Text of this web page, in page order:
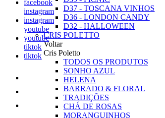
D37 - TOSCANA VINHOS
D36 - LONDON CANDY
D32 - HALLOWEEN
CRIS POLETTO
Voltar
Cris Poletto
TODOS OS PRODUTOS
SONHO AZUL
HELENA
BARRADO & FLORAL
TRADIÇÕES
CHÁ DE ROSAS
MORANGUINHOS
facebook
instagram
instagram
youtube
youtube
tiktok
tiktok